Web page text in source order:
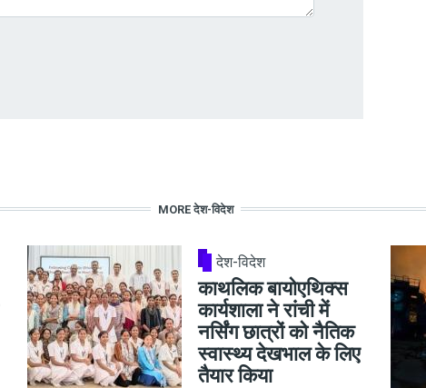
MORE देश-विदेश
देश-विदेश
काथलिक बायोएथिक्स
कार्यशाला ने रांची में
नर्सिंग छात्रों को नैतिक
स्वास्थ्य देखभाल के लिए
तैयार किया